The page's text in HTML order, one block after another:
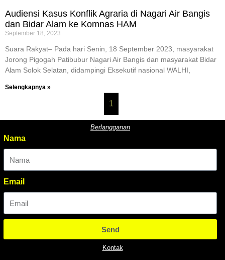
Audiensi Kasus Konflik Agraria di Nagari Air Bangis
dan Bidar Alam ke Komnas HAM
September 18, 2023
Suara Rakyat– Pada hari Senin, 18 September 2023, masyarakat
Jorong Pigogah Patibubur Nagari Air Bangis dan masyarakat Bidar
Alam Solok Selatan, didampingi Eksekutif nasional WALHI,
Selengkapnya »
1
Berlangganan
Nama
Email
Send
Kontak